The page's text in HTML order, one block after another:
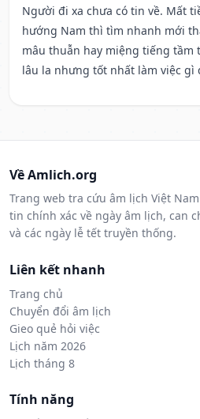
Người đi xa chưa có tin về. Mất
hướng Nam thì tìm nhanh mới
mâu thuẫn hay miệng tiếng tầm
lâu la nhưng tốt nhất làm việc gì
Về Amlich.org
Trang web tra cứu âm lịch Việt
tin chính xác về ngày âm lịch, can
và các ngày lễ tết truyền thống.
Liên kết nhanh
Trang chủ
Chuyển đổi âm lịch
Gieo quẻ hỏi việc
Lịch năm 2026
Lịch tháng 8
Tính năng